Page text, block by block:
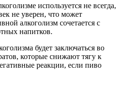
используется не всегда,
не уверен, что может
алкоголизм сочетается с
напитков.
будет заключаться во
которые снижают тягу к
реакции, если пиво